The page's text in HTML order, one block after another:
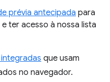
prévia antecipada para
ter acesso à nossa lista
que usam
no navegador.